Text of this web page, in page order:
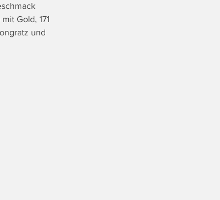
Gold, 171
und